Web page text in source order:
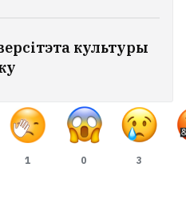
культуры
1 0 3
мову матэматык
англійскую па
100 гадоў